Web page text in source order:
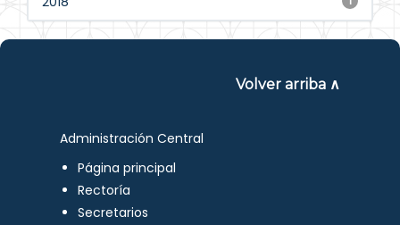
Volver arriba ∧
Administración Central
Página principal
Rectoría
Secretarios